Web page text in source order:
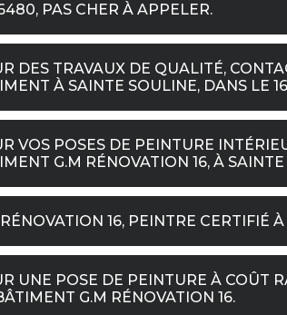
PAS CHER À APPELER.
DES TRAVAUX DE QUALITÉ,
À SAINTE SOULINE, DANS LE
VOS POSES DE PEINTURE
G.M RÉNOVATION 16, À
16, PEINTRE CERTIFIÉ
UNE POSE DE PEINTURE À COÛT
G.M RÉNOVATION 16.